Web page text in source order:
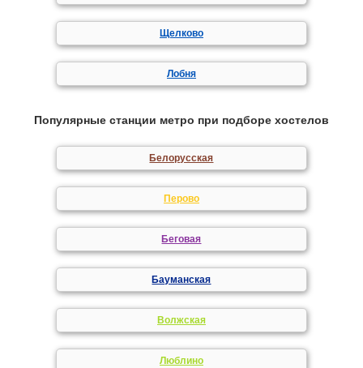
Щелково
Лобня
Популярные станции метро при подборе хостелов
Белорусская
Перово
Беговая
Бауманская
Волжская
Люблино